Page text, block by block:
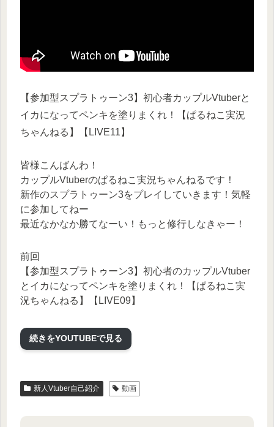
【参加型スプラトゥーン3】初心者カップルVtuberと
イカになってペンキを塗りまくれ！【ぱるねこ実況
ちゃんねる】【LIVE11】
皆様こんばんわ！
カップルVtuberのぱるねこ実況ちゃんねるです！
新作のスプラトゥーン3をプレイしていきます！気軽
に参加してねー
最近なかなか勝てなーい！もっと修行しなきゃー！
前回
【参加型スプラトゥーン3】初心者のカップルVtuber
とイカになってペンキを塗りまくれ！【ぱるねこ実
況ちゃんねる】【LIVE09】
続きをYOUTUBEで見る
新人Vtuber自己紹介 動画